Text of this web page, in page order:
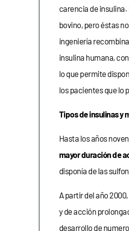
carencia de
bovino, pero éstas
ingeniería
insulina humana,
lo que permite
los pacientes que lo
Tipos de insulinas y
Hasta los años
mayor duración de
disponía de las
A partir del año
y de acción
desarrollo de